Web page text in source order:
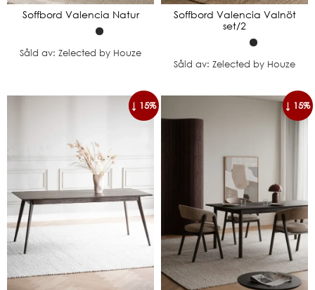
Soffbord Valencia Natur
Såld av: Zelected by Houze
Soffbord Valencia Valnöt
set/2
Såld av: Zelected by Houze
↓ 15% ↓ 15%